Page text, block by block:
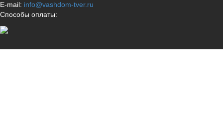
E-mail: info@vashdom-tver.ru
Способы оплаты: